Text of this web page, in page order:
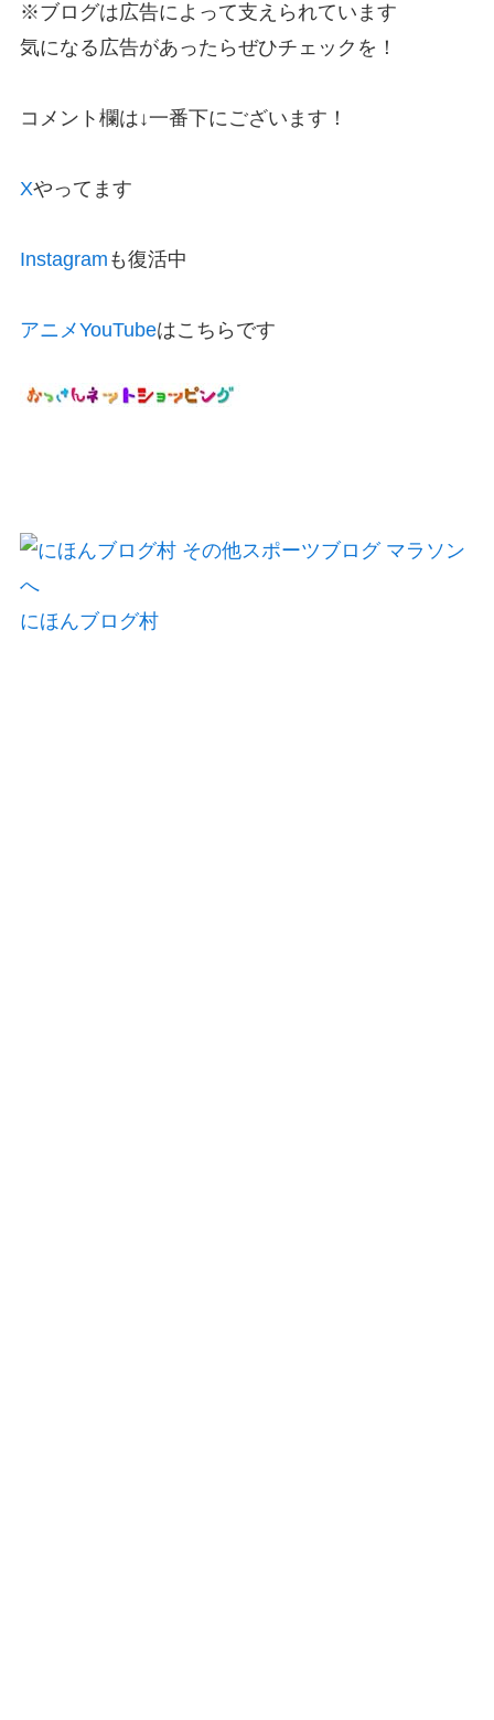
※ブログは広告によって支えられています
気になる広告があったらぜひチェックを！
コメント欄は↓一番下にございます！
Xやってます
Instagram も復活中
アニメYouTubeはこちらです
にほんブログ村